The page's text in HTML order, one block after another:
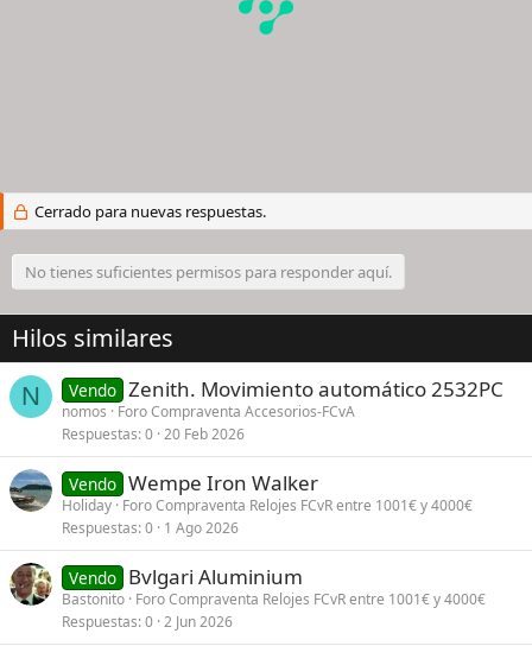
Cerrado para nuevas respuestas.
No tienes suficientes permisos para responder aquí.
Hilos similares
N Vendo Zenith. Movimiento automático 2532PC
nomos
Foro Compraventa Accesorios-FCvA
Respuestas 0 20 Feb 2026
Vendo Wempe Iron Walker
Holiday Foro Compraventa Relojes FCvR entre 1001€ y 4000€
Respuestas 0 1 Ago 2026
Vendo Bvlgari Aluminium
Bastonito Foro Compraventa Relojes FCvR entre 1001€ y 4000€
Respuestas 0 2 Jun 2026